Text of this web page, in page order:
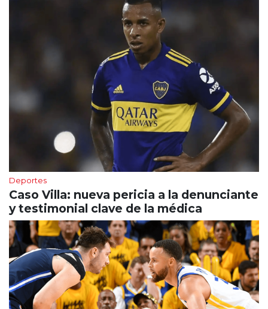
Deportes
Caso Villa: nueva pericia a la denunciante
y testimonial clave de la médica